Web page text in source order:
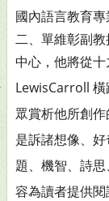
國內語言教育專
二、單維彰副
中心，他將從
LewisCarroll 橫
眾賞析他所創
是訴諸想像、
題、機智、詩
容為讀者提供